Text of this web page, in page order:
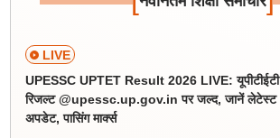
LIVE
UPESSC UPTET Result 2026 LIVE: यूपीटीईटी
रिजल्ट @upessc.up.gov.in पर जल्द, जानें लेटेस्ट
अपडेट, पासिंग मार्क्स